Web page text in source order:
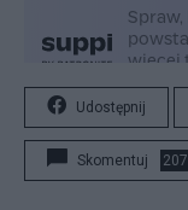
Udostępnij
Skomentuj 207